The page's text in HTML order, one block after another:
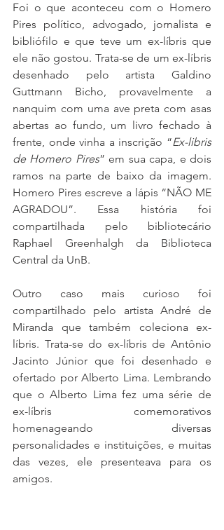
Foi o que aconteceu com o Homero
Pires político, advogado, jornalista e
bibliófilo e que teve um ex-líbris que
ele não gostou. Trata-se de um ex-líbris
desenhado pelo artista Galdino
Guttmann Bicho, provavelmente a
nanquim com uma ave preta com asas
abertas ao fundo, um livro fechado à
frente, onde vinha a inscrição “Ex-libris
de Homero Pires” em sua capa, e dois
ramos na parte de baixo da imagem.
Homero Pires escreve a lápis “NÃO ME
AGRADOU”. Essa história foi
compartilhada pelo bibliotecário
Raphael Greenhalgh da Biblioteca
Central da UnB.
Outro caso mais curioso foi
compartilhado pelo artista André de
Miranda que também coleciona ex-
líbris. Trata-se do ex-líbris de Antônio
Jacinto Júnior que foi desenhado e
ofertado por Alberto Lima. Lembrando
que o Alberto Lima fez uma série de
ex-líbris comemorativos
homenageando diversas
personalidades e instituições, e muitas
das vezes, ele presenteava para os
amigos.